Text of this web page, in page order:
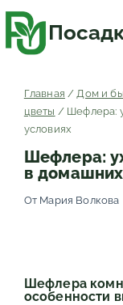
содержимому
Главная / Дом и
цветы / Шефлера:
условиях
Шефлера:
в
От Мария Волкова
Шефлера
особенности